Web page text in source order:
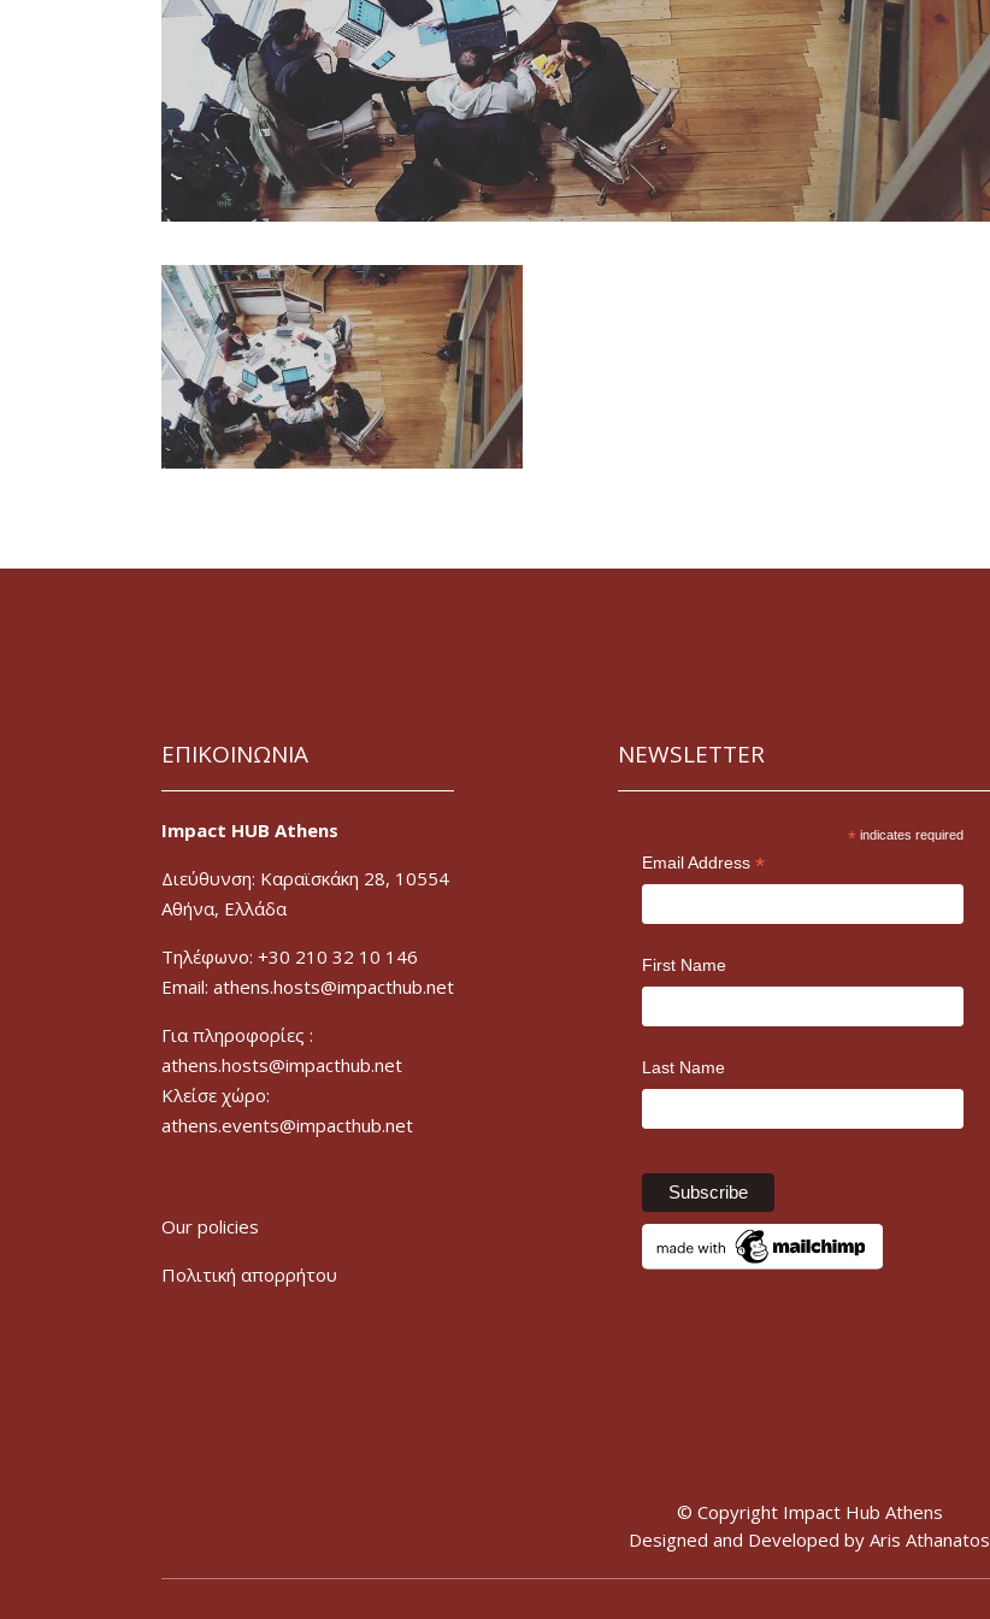
ΕΠΙΚΟΙΝΩΝΙΑ
Impact HUB Athens
Διεύθυνση: Καραϊσκάκη 28, 10554
Αθήνα, Ελλάδα
Τηλέφωνο: +30 210 32 10 146
Email: athens.hosts@impacthub.net
Για πληροφορίες :
athens.hosts@impacthub.net
Κλείσε χώρο:
athens.events@impacthub.net
Our policies
Πολιτική απορρήτου
NEWSLETTER
* indicates required
Email Address *
First Name
Last Name
© Copyright Impact Hub Athens
Designed and Developed by Aris Athanatos